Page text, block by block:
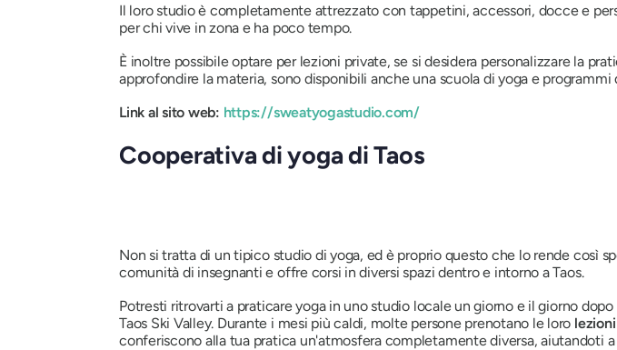
Il loro studio è completamente attrezzato con tappetini, accessori, docce e
per chi vive in zona e ha poco tempo.
È inoltre possibile optare per lezioni private, se si desidera personalizzare la
approfondire la materia, sono disponibili anche una scuola di yoga e
Link al sito web: https://sweatyogastudio.com/
Cooperativa di yoga di Taos
Non si tratta di un tipico studio di yoga, ed è proprio questo che lo rende così
comunità di insegnanti e offre corsi in diversi spazi dentro e intorno a Taos.
Potresti ritrovarti a praticare yoga in uno studio locale un giorno e il giorno
Taos Ski Valley. Durante i mesi più caldi, molte persone prenotano le loro
conferiscono alla tua pratica un'atmosfera completamente diversa, aiutandoti